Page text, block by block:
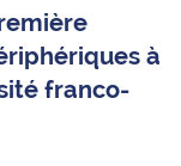
à
franco-